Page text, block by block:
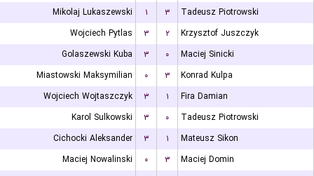
Mikolaj Lukaszewski ۱ ۳
Tadeusz Piotrowski
Wojciech Pytlas
۳ ۲
Krzysztof Juszczyk
Golaszewski Kuba
۳ ۰
Maciej Sinicki
Miastowski Maksymilian
۰ ۳
Konrad Kulpa
Wojciech Wojtaszczyk
۳ ۱
Fira Damian
Karol Sulkowski
۳ ۰
Tadeusz Piotrowski
Cichocki Aleksander
۳ ۱
Mateusz Sikon
Maciej Nowalinski
۰ ۳
Maciej Domin